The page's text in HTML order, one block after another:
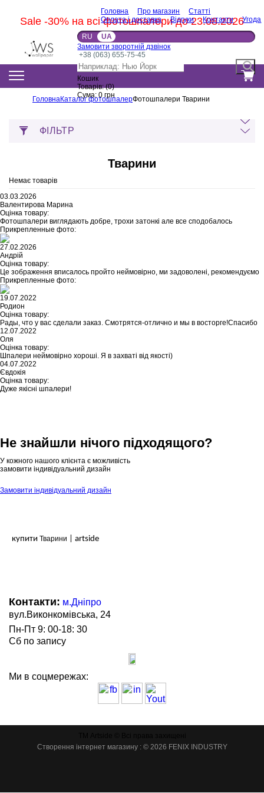
Sale -30% на всі фотошпалери до 23.08.2026
Головна Про магазин
Статті
Оплата і доставка
Відгуки Контакти Угода
RU
UA
Замовити зворотній дзвінок
+38 (063) 655-75-45
Кошик
Товарів:(0)
Сума: 0 грн
ГоловнаКаталог фотошпалерФотошпалери Тварини
ФІЛЬТР
Тварини
Немає товарів
03.03.2026
Валентирова Марина
Оцінка товару:
Фотошпалери виглядають добре, трохи затонкі але все сподобалось
Прикрепленные фото:
27.02.2026
Андрій
Оцінка товару:
Це зображення вписалось пройто неймовірно, ми задоволені, рекомендуємо
Прикрепленные фото:
19.07.2022
Родион
Оцінка товару:
Рады, что у вас сделали заказ. Смотрятся-отлично и мы в восторге!Спасибо
12.07.2022
Оля
Оцінка товару:
Шпалери неймовірно хороші. Я в захваті від якості)
04.07.2022
Євдокія
Оцінка товару:
Дуже якісні шпалери!
Не знайшли нічого підходящого?
У кожного нашого клієнта є можливість
замовити індивідуальний дизайн
Замовити індивідуальний дизайн
купити Тварини | artside
Контакти: м.Дніпро
вул.Виконкомівська, 24
Пн-Пт 9: 00-18: 30
Сб по запису
Ми в соцмережах:
Створення інтернет магазину : © 2026 FENIX INDUSTRY